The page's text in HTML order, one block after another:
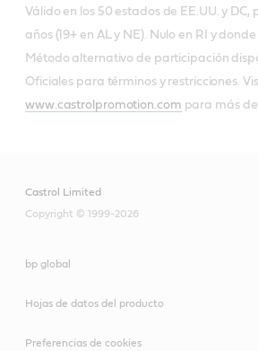
Válido en los 50 estados de EE.UU. y DC,
años (19+ en AL y NE). Nulo en RI y
Método alternativo de participación
Oficiales para términos y restricciones.
www.castrolpromotion.com para más
Castrol Limited
Copyright © 1999-2026
bp global
Hojas de datos del producto
Preferencias de cookies